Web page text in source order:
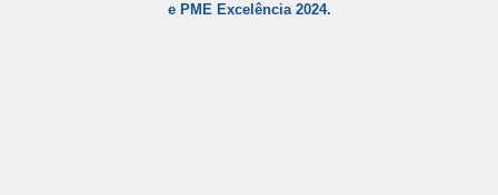
e PME Excelência 2024.